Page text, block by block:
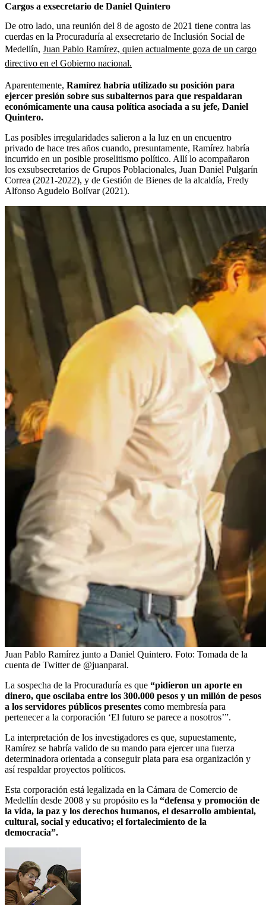
Cargos a exsecretario de Daniel Quintero
De otro lado, una reunión del 8 de agosto de 2021 tiene contra las
cuerdas en la Procuraduría al exsecretario de Inclusión Social de
Medellín, Juan Pablo Ramírez, quien actualmente goza de un cargo
directivo en el Gobierno nacional.
Aparentemente, Ramírez habría utilizado su posición para
ejercer presión sobre sus subalternos para que respaldaran
económicamente una causa política asociada a su jefe, Daniel
Quintero.
Las posibles irregularidades salieron a la luz en un encuentro
privado de hace tres años cuando, presuntamente, Ramírez habría
incurrido en un posible proselitismo político. Allí lo acompañaron
los exsubsecretarios de Grupos Poblacionales, Juan Daniel Pulgarín
Correa (2021-2022), y de Gestión de Bienes de la alcaldía, Fredy
Alfonso Agudelo Bolívar (2021).
Juan Pablo Ramírez junto a Daniel Quintero. Foto: Tomada de la
cuenta de Twitter de @juanparal.
La sospecha de la Procuraduría es que “pidieron un aporte en
dinero, que oscilaba entre los 300.000 pesos y un millón de pesos
a los servidores públicos presentes como membresía para
pertenecer a la corporación ‘El futuro se parece a nosotros’”.
La interpretación de los investigadores es que, supuestamente,
Ramírez se habría valido de su mando para ejercer una fuerza
determinadora orientada a conseguir plata para esa organización y
así respaldar proyectos políticos.
Esta corporación está legalizada en la Cámara de Comercio de
Medellín desde 2008 y su propósito es la “defensa y promoción de
la vida, la paz y los derechos humanos, el desarrollo ambiental,
cultural, social y educativo; el fortalecimiento de la
democracia”.